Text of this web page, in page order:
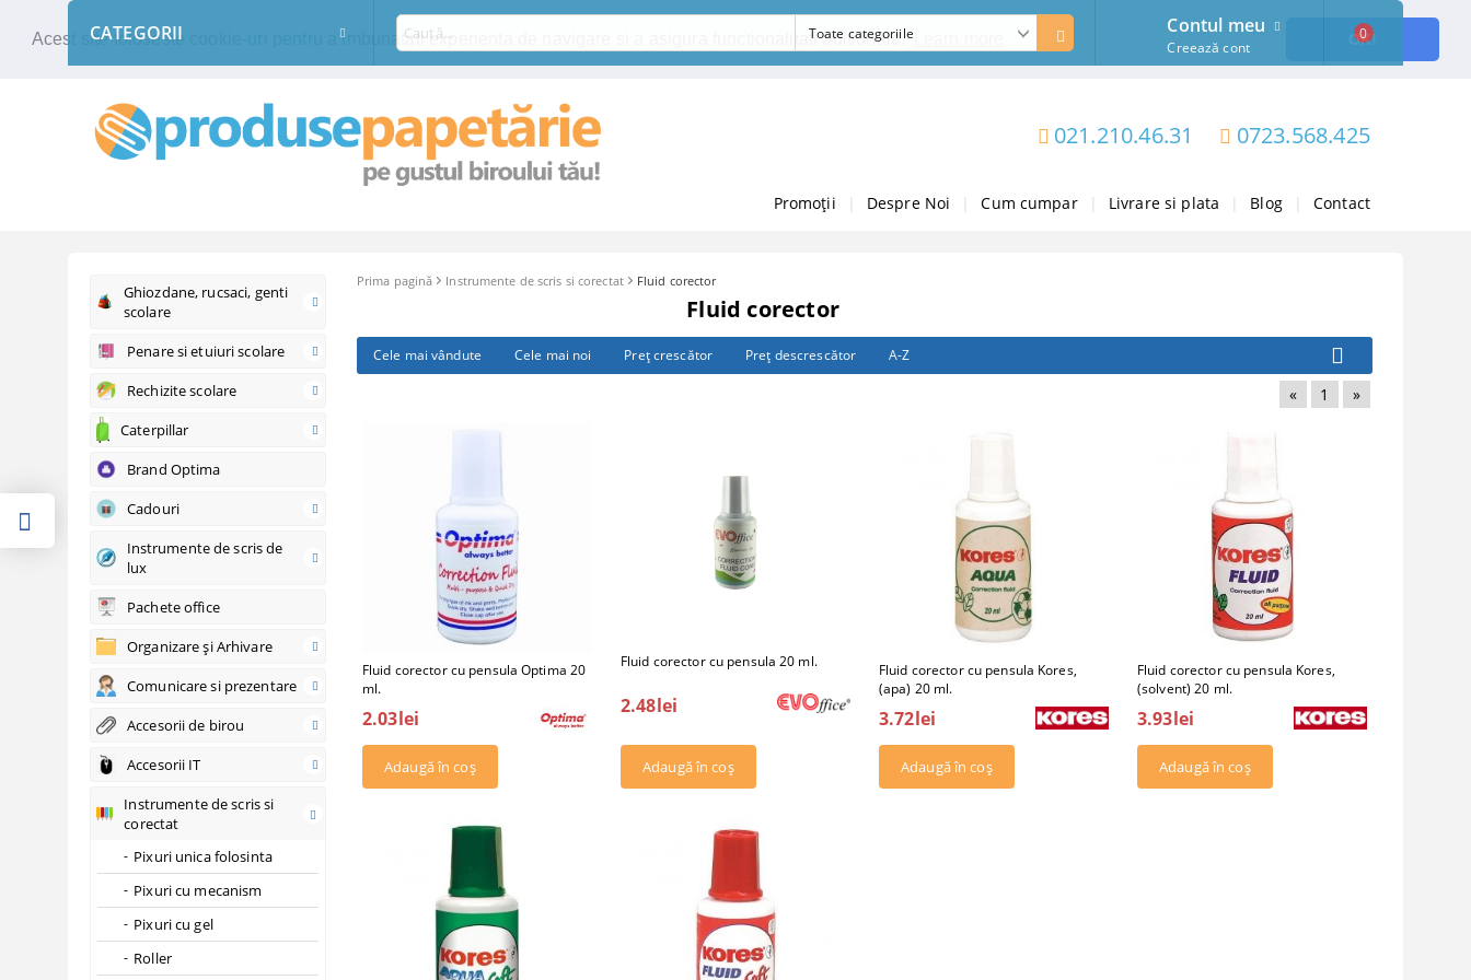
Acest site foloseste cookie-uri pentru a imbunatati experienta de navigare si a asigura functionalitati aditionale. OK!
021.210.46.31 0723.568.425
Promoții Despre Noi Cum cumpar Livrare si plata Blog Contact
CATEGORII Contul meu
Creează cont
0
Ghiozdane, rucsaci, genti
scolare
Penare si etuiuri scolare
Rechizite scolare
Caterpillar
Brand Optima
Cadouri
Instrumente de scris de
lux
Pachete office
Organizare şi Arhivare
Comunicare si prezentare
Accesorii de birou
Accesorii IT
Instrumente de scris si
corectat
Pixuri unica folosinta
Pixuri cu mecanism
Pixuri cu gel
Roller
Prima pagină Instrumente de scris si corectat Fluid corector
Fluid corector
Cele mai vândute Cele mai noi Preţ crescător Preţ descrescător A-Z
« 1 »
Fluid corector cu pensula Optima 20
ml.
2.03lei
Fluid corector cu pensula 20 ml.
2.48lei
Fluid corector cu pensula Kores,
(apa) 20 ml.
3.72lei
Fluid corector cu pensula Kores,
(solvent) 20 ml.
3.93lei